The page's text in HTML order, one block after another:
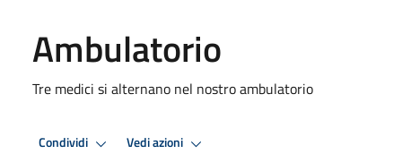
Ambulatorio
Tre medici si alternano nel nostro ambulatorio
Condividi Vedi azioni